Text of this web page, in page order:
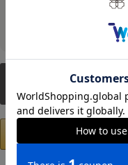
そのほかにもさま